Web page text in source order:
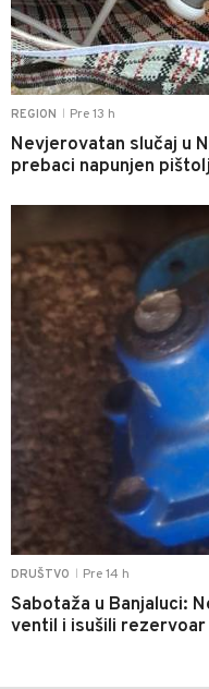
REGION Pre 13 h
Nevjerovatan slučaj u
prebaci napunjen
DRUŠTVO Pre 14 h
Sabotaža u Banjaluci:
ventil i isušili rezervoar